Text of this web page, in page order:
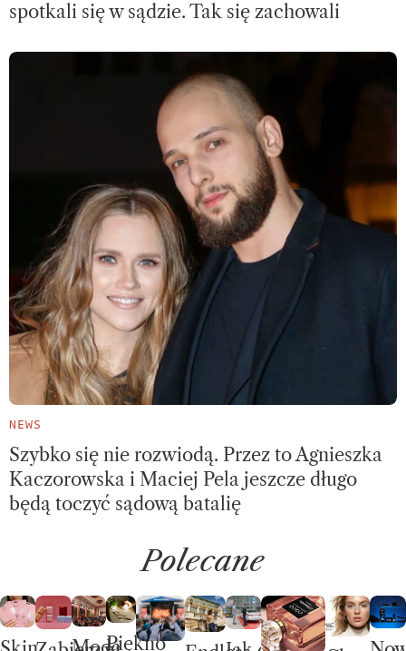
spotkali się w sądzie. Tak się zachowali
NEWS
Szybko się nie rozwiodą. Przez to Agnieszka
Kaczorowska i Maciej Pela jeszcze długo
będą toczyć sądową batalię
Polecane
Piękno